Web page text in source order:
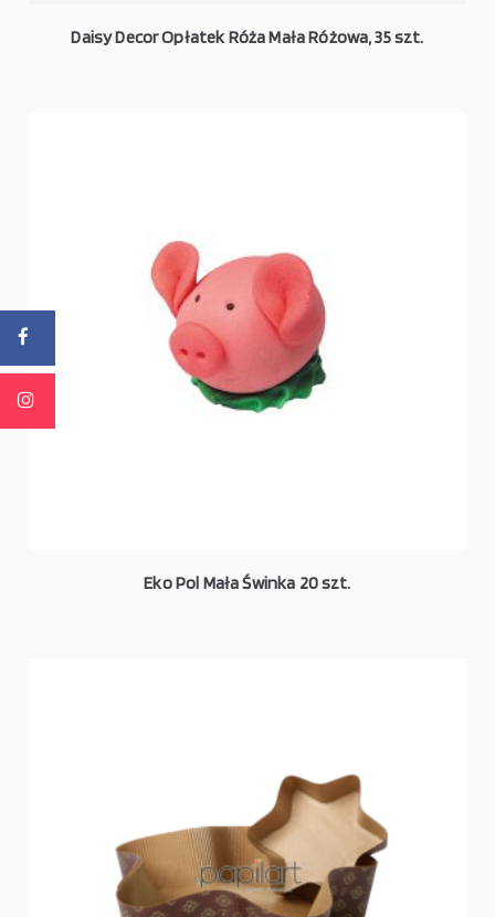
Daisy Decor Opłatek Róża Mała Różowa, 35 szt.
Eko Pol Mała Świnka 20 szt.